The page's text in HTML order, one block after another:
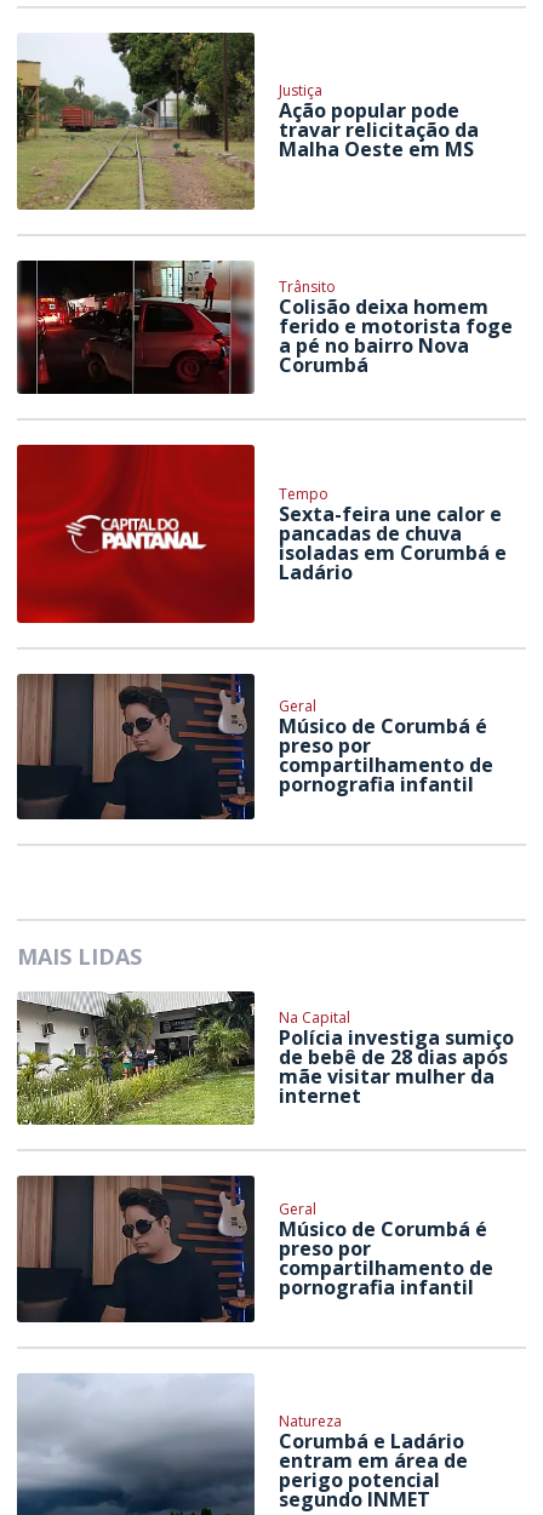
Justiça
Ação popular pode
travar relicitação da
Malha Oeste em MS
Trânsito
Colisão deixa homem
ferido e motorista foge
a pé no bairro Nova
Corumbá
Tempo
Sexta-feira une calor e
pancadas de chuva
isoladas em Corumbá e
Ladário
Geral
Músico de Corumbá é
preso por
compartilhamento de
pornografia infantil
MAIS LIDAS
Na Capital
Polícia investiga sumiço
de bebê de 28 dias após
mãe visitar mulher da
internet
Geral
Músico de Corumbá é
preso por
compartilhamento de
pornografia infantil
Natureza
Corumbá e Ladário
entram em área de
perigo potencial
segundo INMET